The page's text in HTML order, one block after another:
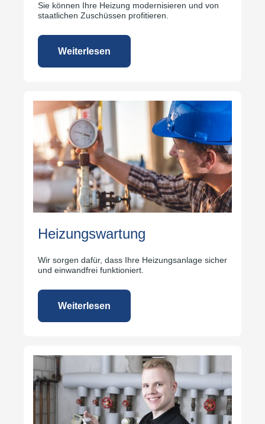
Sie können Ihre Heizung modernisieren und von
staatlichen Zuschüssen profitieren.
Weiterlesen
Heizungswartung
Wir sorgen dafür, dass Ihre Heizungsanlage sicher
und einwandfrei funktioniert.
Weiterlesen